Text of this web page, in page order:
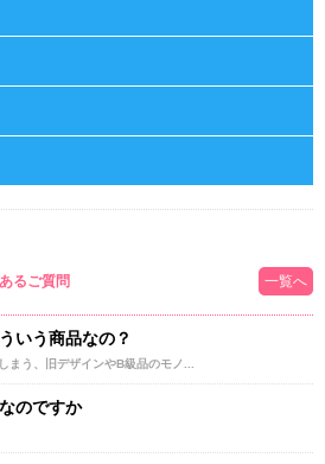
るご質問 一覧へ
いう商品なの？
まう、旧デザインやB級品のモノ...
のですか